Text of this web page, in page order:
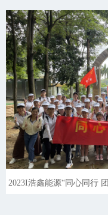
2023I浩鑫能源“同心同行